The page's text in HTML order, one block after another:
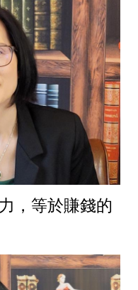
，等於賺錢的